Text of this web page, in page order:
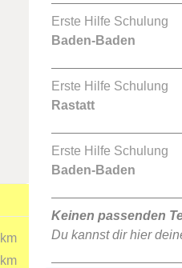
Erste Hilfe Schulung
Baden-Baden
Erste Hilfe Schulung
Rastatt
Erste Hilfe Schulung
Baden-Baden
Keinen passenden
Du kannst dir hier